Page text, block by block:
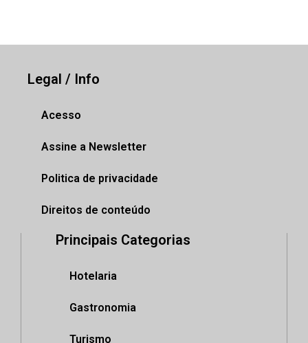
Legal / Info
Acesso
Assine a Newsletter
Politica de privacidade
Direitos de conteúdo
Principais Categorias
Hotelaria
Gastronomia
Turismo